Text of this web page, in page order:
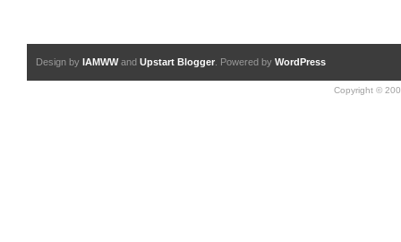
Design by IAMWWand Upstart Blogger . Powered by WordPress
Copyright ©